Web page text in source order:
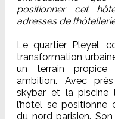
positionner cet
adresses de
Le quartier Pleyel,
transformation
un terrain propice
ambition. Avec
skybar et la piscine
l’hôtel se
du nord parisien.